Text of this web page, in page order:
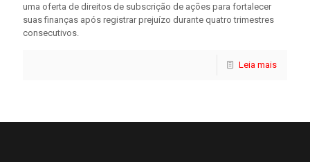
uma oferta de direitos de subscrição de ações para fortalecer
suas finanças após registrar prejuízo durante quatro trimestres
consecutivos.
Leia mais